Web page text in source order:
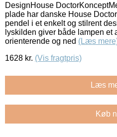
DesignHouse
plade har danske House
pendel i et enkelt og stilrent
lyskilden giver både lampen et
orienterende og ned (Læs
1628 kr. (Vis fragtpris)
Læs
Køb